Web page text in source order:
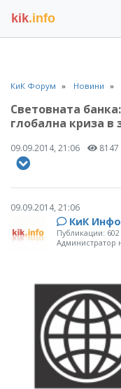
kik.info
КиК Форум Новини
Световната
глобална криза в
09.09.2014, 21:06 8147
09.09.2014, 21:06
КиК Инфо
Публикации: 602
Администратор